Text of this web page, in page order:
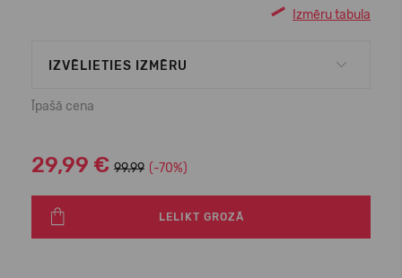
Izmēru tabula
IZVĒLIETIES IZMĒRU
Īpašā cena
29,99 € 99.99 (-70%)
LELIKT GROZĀ